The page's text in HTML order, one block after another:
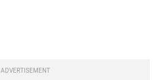
ADVERTISEMENT